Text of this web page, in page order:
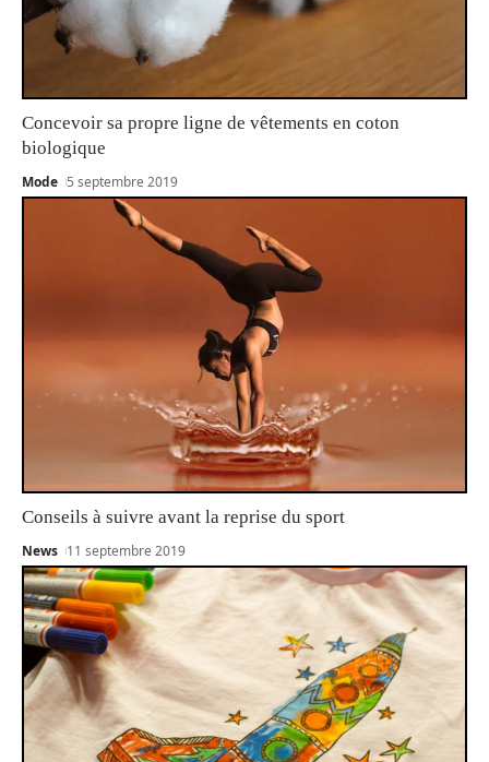
Concevoir sa propre ligne de vêtements en coton
biologique
Mode 5 septembre 2019
Conseils à suivre avant la reprise du sport
News 11 septembre 2019